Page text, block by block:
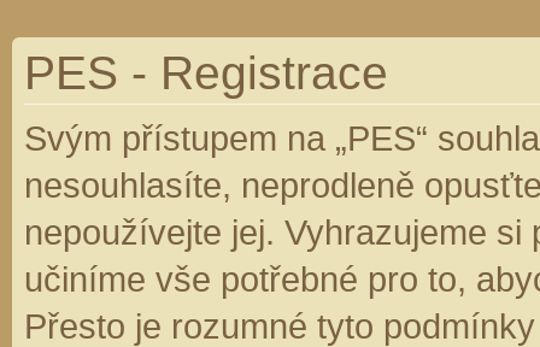
PES - Registrace
Svým přístupem na „PES“
nesouhlasíte, neprodleně
nepoužívejte jej. Vyhrazujeme
učiníme vše potřebné pro to,
Přesto je rozumné tyto